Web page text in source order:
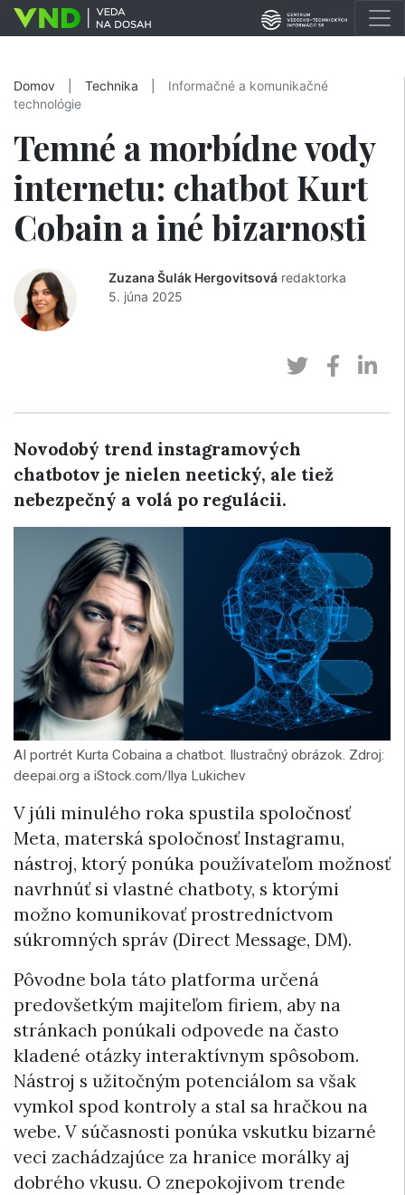
Domov Technika
Informačné a komunikačné
technológie
Temné a morbídne vody
internetu: chatbot Kurt
Cobain a iné bizarnosti
Zuzana Šulák Hergovitsová redaktorka
5. júna 2025
Novodobý trend instagramových
chatbotov je nielen neetický, ale tiež
nebezpečný a volá po regulácii.
AI portrét Kurta Cobaina a chatbot. Ilustračný obrázok. Zdroj:
deepai.org a iStock.com/Ilya Lukichev
V júli minulého roka spustila spoločnosť
Meta, materská spoločnosť Instagramu,
nástroj, ktorý ponúka používateľom možnosť
navrhnúť si vlastné chatboty, s ktorými
možno komunikovať prostredníctvom
súkromných správ (Direct Message, DM).
Pôvodne bola táto platforma určená
predovšetkým majiteľom firiem, aby na
stránkach ponúkali odpovede na často
kladené otázky interaktívnym spôsobom.
Nástroj s užitočným potenciálom sa však
vymkol spod kontroly a stal sa hračkou na
webe. V súčasnosti ponúka vskutku bizarné
veci zachádzajúce za hranice morálky aj
dobrého vkusu. O znepokojivom trende